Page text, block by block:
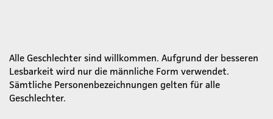
Alle Geschlechter sind willkommen. Aufgrund der besseren
Lesbarkeit wird nur die männliche Form verwendet.
Sämtliche Personenbezeichnungen gelten für alle
Geschlechter.